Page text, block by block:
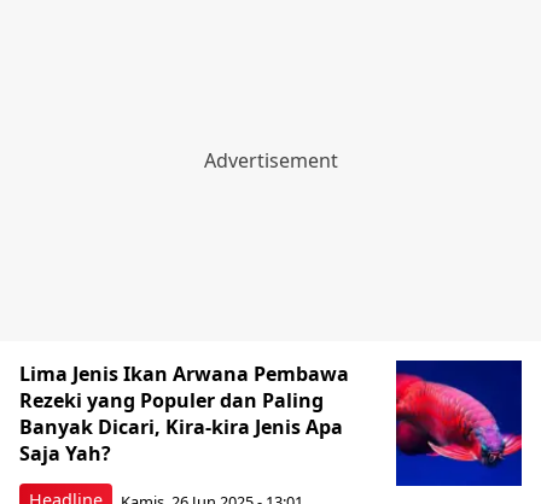
Lima Jenis Ikan Arwana Pembawa
Rezeki yang Populer dan Paling
Banyak Dicari, Kira-kira Jenis Apa
Saja Yah?